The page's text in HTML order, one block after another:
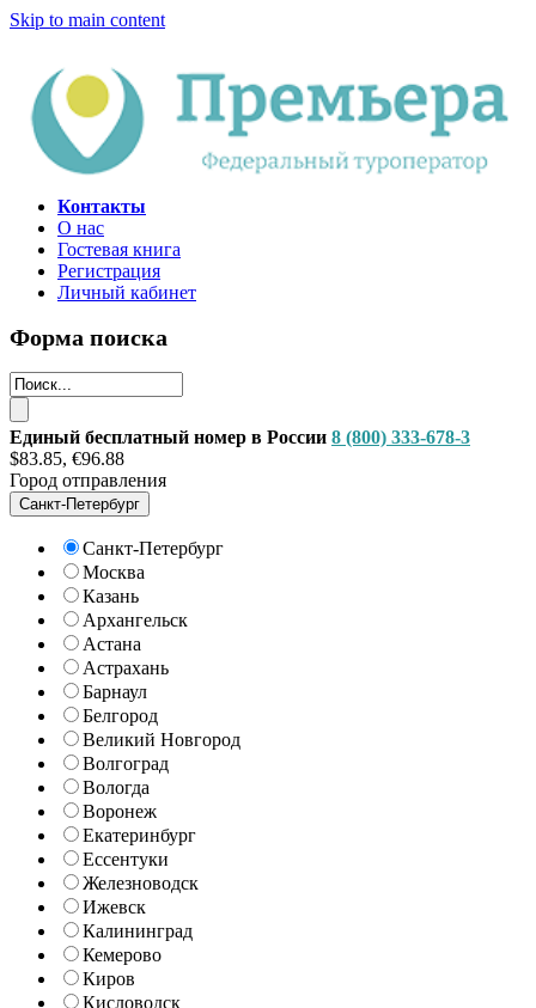
Skip to main content
Контакты
О нас
Гостевая книга
Регистрация
Личный кабинет
Форма поиска
Единый бесплатный номер в России 8 (800) 333-678-3
$83.85, €96.88
Город отправления
Санкт-Петербург
Санкт-Петербург
Москва
Казань
Архангельск
Астана
Астрахань
Барнаул
Белгород
Великий Новгород
Волгоград
Вологда
Воронеж
Екатеринбург
Ессентуки
Железноводск
Ижевск
Калининград
Кемерово
Киров
Кисловодск